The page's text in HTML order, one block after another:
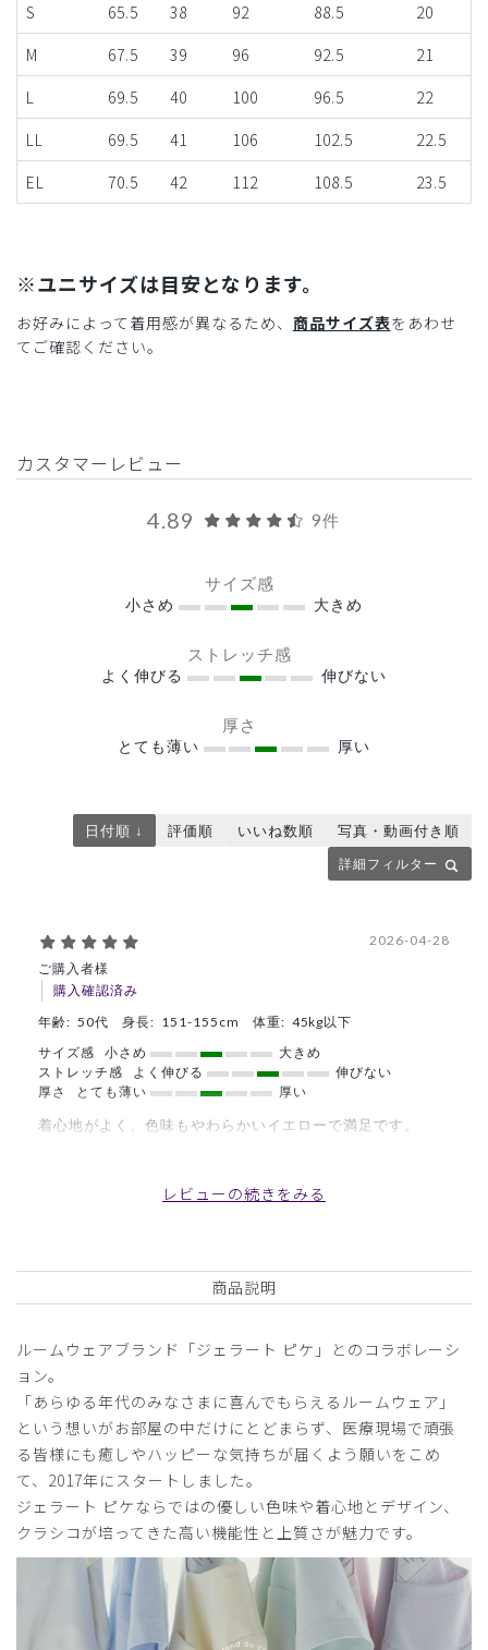
S
65.5 38 92 88.5
20
M
67.5 39 96 92.5
21
L
69.5 40 100 96.5
22
LL
69.5 41 106 102.5
22.5
EL
70.5 42 112 108.5 23.5
※ユニサイズは目安となります。
お好みによって着用感が異なるため、 商品サイズ表をあわせ
てご確認ください。
カスタマーレビュー
4.89 9件
サイズ感
小さめ 大きめ
ストレッチ感
よく伸びる 伸びない
厚さ
とても薄い 厚い
詳細フィルター
日付順 ↓ 評価順 いいね数順 写真・動画付き順
ご購入者様
購入確認済み
2026-04-28
年齢: 50代 身長: 151-155cm 体重: 45kg以下
サイズ感
小さめ
大きめ
ストレッチ感
よく伸びる
伸びない
厚さ
とても薄い 厚い
着心地がよく、色味もやわらかいイエローで満足です。
一度購入した物ですが、とてもよかったので制服で取り入れ
ました。
商品： 671ジェラート ピケ&クラシコ:パイピングスクラ
ブトップス/チャコールグレー/M
役に立った
レビューの続きをみる
商品説明
ルームウェアブランド「ジェラート ピケ」とのコラボレーシ
ョン。
「あらゆる年代のみなさまに喜んでもらえるルームウェア」
という想いがお部屋の中だけにとどまらず、医療現場で頑張
る皆様にも癒しやハッピーな気持ちが届くよう願いをこめ
て、2017年にスタートしました。
ジェラート ピケならではの優しい色味や着心地とデザイン、
クラシコが培ってきた高い機能性と上質さが魅力です。